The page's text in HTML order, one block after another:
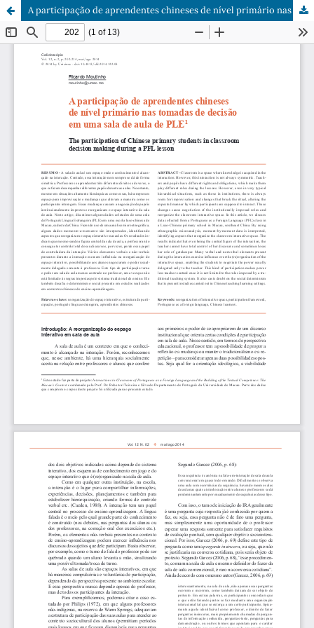
A participação de aprendentes chineses de nível primário nas tomadas de decisão em uma sala de aula de PLE